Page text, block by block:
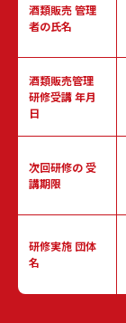
酒類販売管理
者の氏名
酒類販売管理
研修受講 年月
日
次回研修の受
講期限
研修実施 団体
名